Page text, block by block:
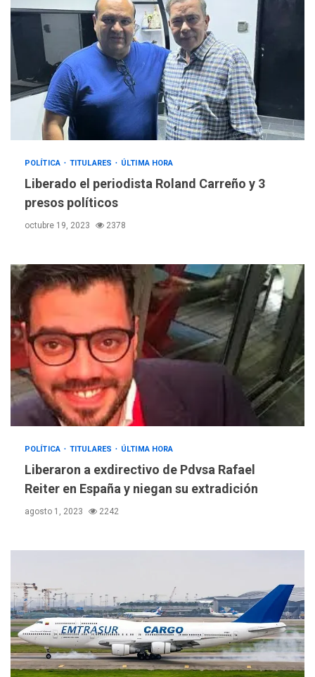
POLÍTICA TITULARES ÚLTIMA HORA
Liberado el periodista Roland Carreño y 3
presos políticos
octubre 19, 2023 2378
POLÍTICA TITULARES ÚLTIMA HORA
Liberaron a exdirectivo de Pdvsa Rafael
Reiter en España y niegan su extradición
agosto 1, 2023 2242